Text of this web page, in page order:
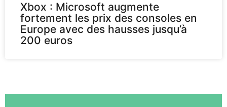
Xbox : Microsoft augmente
fortement les prix des consoles en
Europe avec des hausses jusqu’à
200 euros